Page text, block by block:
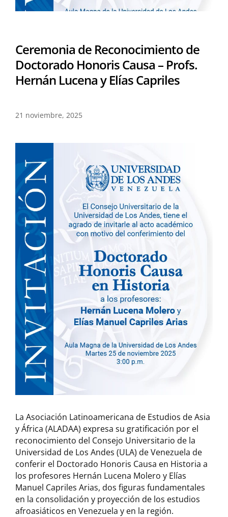
Ceremonia de Reconocimiento de
Doctorado Honoris Causa – Profs.
Hernán Lucena y Elías Capriles
21 noviembre, 2025
La Asociación Latinoamericana de Estudios de Asia
y África (ALADAA) expresa su gratificación por el
reconocimiento del Consejo Universitario de la
Universidad de Los Andes (ULA) de Venezuela de
conferir el Doctorado Honoris Causa en Historia a
los profesores Hernán Lucena Molero y Elías
Manuel Capriles Arias, dos figuras fundamentales
en la consolidación y proyección de los estudios
afroasiáticos en Venezuela y en la región.